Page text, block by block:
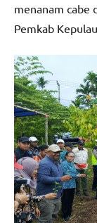
menanam cabe
Pemkab